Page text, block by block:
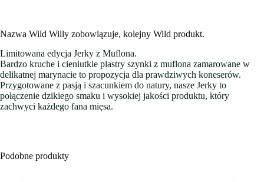
Nazwa Wild Willy zobowiązuje, kolejny Wild produkt.
Limitowana edycja Jerky z Muflona.
Bardzo kruche i cieniutkie plastry szynki z muflona zamarowane w
delikatnej marynacie to propozycja dla prawdziwych koneserów.
Przygotowane z pasją i szacunkiem do natury, nasze Jerky to
połączenie dzikiego smaku i wysokiej jakości produktu, który
zachwyci każdego fana mięsa.
Podobne produkty